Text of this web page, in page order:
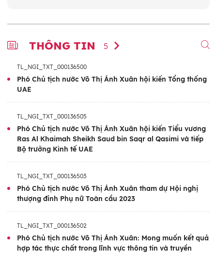
THÔNG TIN 5
TL_NGI_TXT_000136500
Phó Chủ tịch nước Võ Thị Ánh Xuân hội kiến Tổng thống
UAE
TL_NGI_TXT_000136505
Phó Chủ tịch nước Võ Thị Ánh Xuân hội kiến Tiểu vương
Ras Al Khaimah Sheikh Saud bin Saqr al Qasimi và tiếp
Bộ trưởng Kinh tế UAE
TL_NGI_TXT_000136503
Phó Chủ tịch nước Võ Thị Ánh Xuân tham dự Hội nghị
thượng đỉnh Phụ nữ Toàn cầu 2023
TL_NGI_TXT_000136502
Phó Chủ tịch nước Võ Thị Ánh Xuân: Mong muốn kết quả
hợp tác thực chất trong lĩnh vực thông tin và truyền